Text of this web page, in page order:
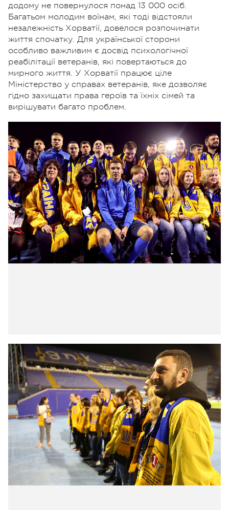
додому не повернулося понад 13 000 осіб.
Багатьом молодим воїнам, які тоді відстояли
незалежність Хорватії, довелося розпочинати
життя спочатку. Для української сторони
особливо важливим є досвід психологічної
реабілітації ветеранів, які повертаються до
мирного життя. У Хорватії працює ціле
Міністерство у справах ветеранів, яке дозволяє
гідно захищати права героїв та їхніх сімей та
вирішувати багато проблем.